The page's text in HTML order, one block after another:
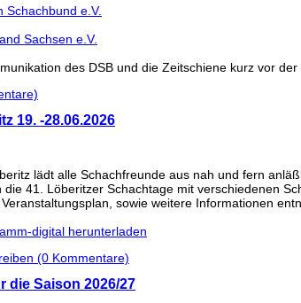
Schachbund e.V.
Sachsen e.V.
des DSB und die Zeitschiene kurz vor
19. -28.06.2026
lädt alle Schachfreunde aus nah und fern
die 41. Löberitzer Schachtage mit verschiedenen
sowie weitere Informationen
digital herunterladen
(0 Kommentare)
die Saison 2026/27